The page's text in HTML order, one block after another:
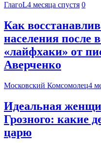
ГлагоL4 месяца спустя 0
Как
населения после
«лайфхаки» от
Аверченко
Московский Комсомолец4
Идеальная
Грозного: какие
царю